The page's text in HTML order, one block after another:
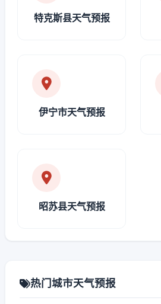
特克斯县天气预报
伊宁市天气预报
昭苏县天气预报
热门城市天气预报